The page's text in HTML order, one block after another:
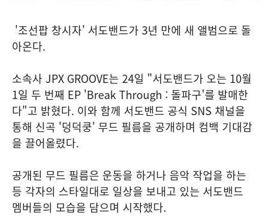
'조선팝 창시자' 서도밴드가 3년 만에 새 앨범으로 돌
아온다.
소속사 JPX GROOVE는 24일 "서도밴드가 오는 10월
1일 두 번째 EP 'Break Through : 돌파구'를 발매한
다"고 밝혔다. 이와 함께 서도밴드 공식 SNS 채널을
통해 신곡 '덩덕쿵' 무드 필름을 공개하며 컴백 기대감
을 끌어올렸다.
공개된 무드 필름은 운동을 하거나 음악 작업을 하는
등 각자의 스타일대로 일상을 보내고 있는 서도밴드
멤버들의 모습을 담으며 시작했다.